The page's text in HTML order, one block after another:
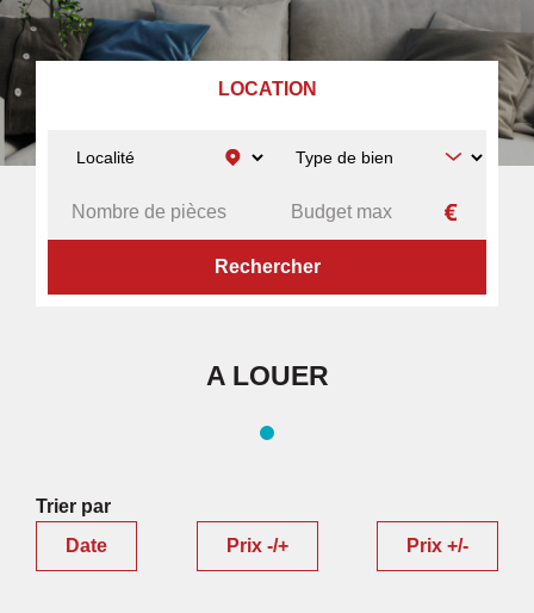
LOCATION
IMMOBILIER A LOUER
A LOUER
Trier par
Date
Prix -/+ Prix +/-